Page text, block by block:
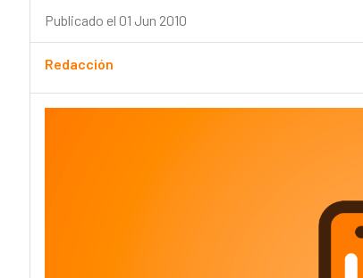
Publicado el 01 Jun 2010
Redacción